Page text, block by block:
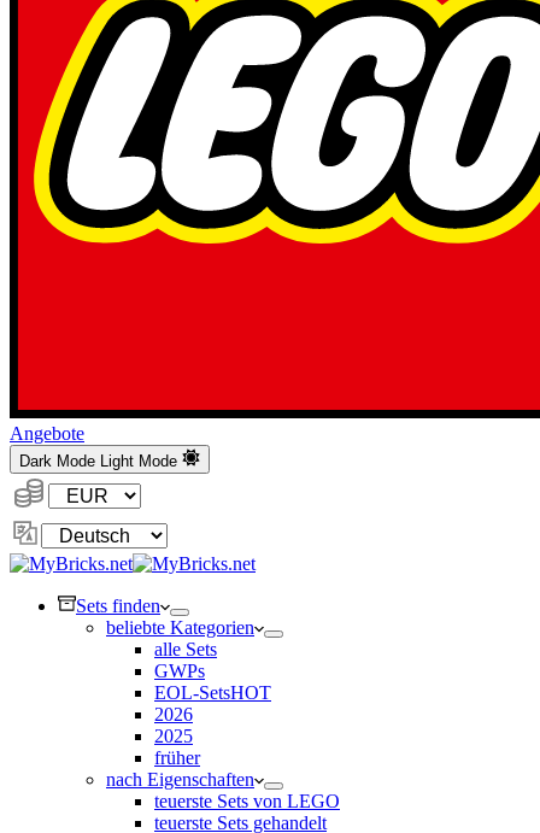
Angebote
Dark Mode Light Mode
Währung:
Sprache
ändern
Sets finden
beliebte Kategorien
alle Sets
GWPs
EOL-SetsHOT
2026
2025
früher
nach Eigenschaften
teuerste Sets von LEGO
teuerste Sets gehandelt